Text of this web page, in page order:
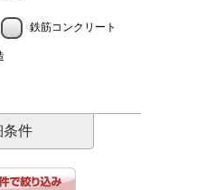
鉄筋コンクリート